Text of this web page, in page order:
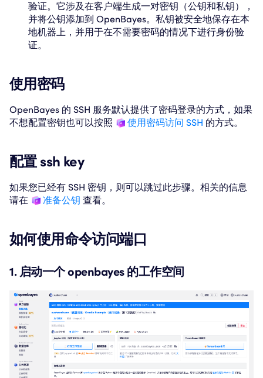
验证。它涉及在客户端生成一对密钥（公钥和私钥），
并将公钥添加到 OpenBayes。私钥被安全地保存在本
地机器上，并用于在不需要密码的情况下进行身份验
证。
使用密码
OpenBayes 的 SSH 服务默认提供了密码登录的方式，如果
不想配置密钥也可以按照
使用密码访问 SSH 的方式。
配置 ssh key
如果您已经有 SSH 密钥，则可以跳过此步骤。相关的信息
请在
准备公钥 查看。
如何使用命令访问端口
1. 启动一个 openbayes 的工作空间